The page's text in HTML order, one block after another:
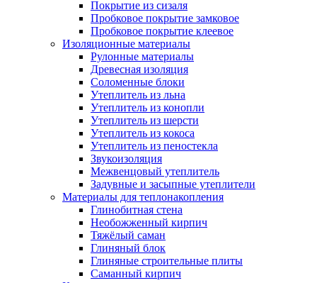
Покрытие из сизаля
Пробковое покрытие замковое
Пробковое покрытие клеевое
Изоляционные материалы
Рулонные материалы
Древесная изоляция
Соломенные блоки
Утеплитель из льна
Утеплитель из конопли
Утеплитель из шерсти
Утеплитель из кокоса
Утеплитель из пеностекла
Звукоизоляция
Межвенцовый утеплитель
Задувные и засыпные утеплители
Материалы для теплонакопления
Глинобитная стена
Необожженный кирпич
Тяжёлый саман
Глиняный блок
Глиняные строительные плиты
Саманный кирпич